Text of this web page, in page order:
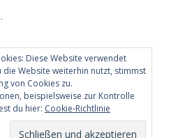
Diese Website verwendet
die Website weiterhin nutzt, stimmst
von Cookies zu.
beispielsweise zur Kontrolle
du hier: Cookie-Richtlinie